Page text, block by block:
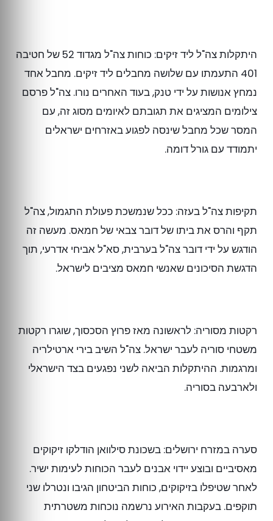
היתקלות צה"ל ליד זיקים: כוחות צה"ל מגדוד 52 של חטיבה
401 התעמתו עם שלושה מחבלים ליד זיקים. מחבל אחד
נמחץ אנושות על ידי טנק, בעוד האחרים נורו. צה"ל פרסם
צילומים המציגים את תגובתם לאיומים מסוג זה, עם
המסר שכל מחבל שינסה לפגוע באזרחים ישראלים
יתמודד עם גורל דומה.
תקיפות צה"ל בעזה: ככל שנמשכת פעולת התגמול, צה"ל
תקף והרס את ביתו של דובר צבאי של חמאס. מעשה זה
הודגש על ידי דובר צה"ל בערבית, סא"ל אביחי אדרעי, תוך
הדגשת הסיכונים שאנשי חמאס מציבים לישראל.
רקטות מסוריה: לראשונה מאז פרוץ הסכסוך, שוגרו רקטות
משטחי סוריה לעבר ישראל. צה"ל השיב בירי ארטילריה
ומרגמות. ההיתקלות הביאה לשני נפגעים בצד הישראלי
ולארבעה בסוריה.
סערה במזרח ירושלים: בשכונת סילוואן הודלקו זיקוקים
מאסיביים ובוצע יידוי אבנים לעבר הכוחות לעימות ישיר.
לאחר שטיפלו בזיקוקים, כוחות הביטחון הגיבו ונטרלו שני
תוקפים. בעקבות האירוע נרשמה נוכחות משטרתית